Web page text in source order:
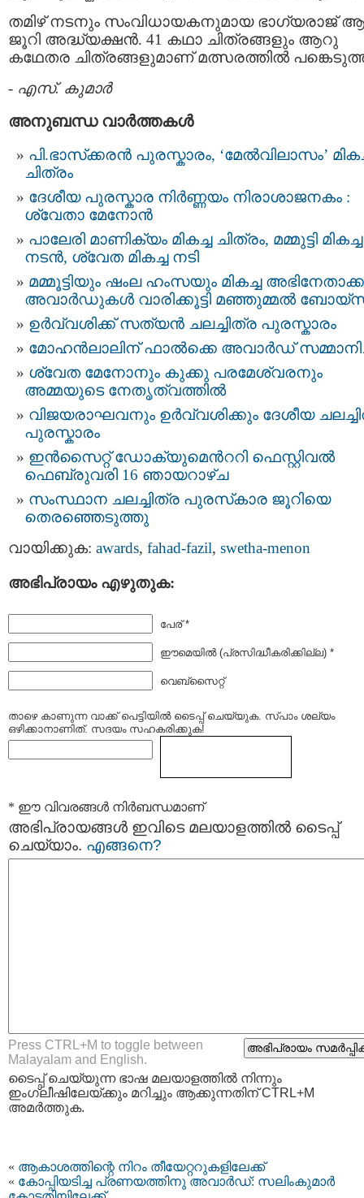
തമിഴ് നടനും സംവിധായകനുമായ ഭാഗ്യരാജ്
ജൂറി അദ്ധ്യക്ഷൻ. 41 കഥാ ചിത്രങ്ങളും ആറു
കഥേതര ചിത്രങ്ങളുമാണ് മത്സരത്തില്‍
- എസ്. കുമാര്‍
അനുബന്ധ വാര്‍ത്തകള്‍
പി.ഭാസ്‌ക്കരന്‍ പുരസ്കാരം, ‘മേല്‍വിലാസം’
ചിത്രം
ദേശീയ പുരസ്കാര നിര്‍ണ്ണയം നിരാശാജനകം :
ശ്വേതാ മേനോന്‍
പാലേരി മാണിക്യം മികച്ച ചിത്രം, മമ്മുട്ടി മികച്ച
നടന്‍, ശ്വേത മികച്ച നടി
മമ്മൂട്ടിയും ഷംല ഹംസയും മികച്ച
അവാർഡുകൾ വാരിക്കൂട്ടി മഞ്ഞുമ്മൽ
ഉർവ്വശിക്ക് സത്യൻ ചലച്ചിത്ര പുരസ്കാരം
മോഹൻലാലിന് ഫാല്‍ക്കെ അവാര്‍ഡ്
ശ്വേത മേനോനും കുക്കു പരമേശ്വരനും
അമ്മയുടെ നേതൃത്വത്തിൽ
വിജയരാഘവനും ഉര്‍വ്വശിക്കും ദേശീയ
പുരസ്കാരം
ഇൻസൈറ്റ് ഡോക്യുമെന്‍ററി ഫെസ്റ്റിവൽ
ഫെബ്രുവരി 16 ഞായറാഴ്ച
സംസ്ഥാന ചലച്ചിത്ര പുരസ്‌കാര ജൂറിയെ
തെരഞ്ഞെടുത്തു
വായിക്കുക: awards, fahad-fazil, swetha-menon
അഭിപ്രായം എഴുതുക:
പേര് *
ഈമെയില്‍ (പ്രസിദ്ധീകരിക്കില്ല) *
വെബ്സൈറ്റ്
താഴെ കാണുന്ന വാക്ക് പെട്ടിയില്‍ ടൈപ്പ്‌ ചെയ്യുക. സ്പാം ശല്യം
ഒഴിക്കാനാണിത്. സദയം സഹകരിക്കുക!
* ഈ വിവരങ്ങള്‍ നിര്‍ബന്ധമാണ്
അഭിപ്രായങ്ങള്‍ ഇവിടെ മലയാളത്തില്‍ ടൈപ്പ്
ചെയ്യാം. എങ്ങനെ?
Press CTRL+M to toggle between
Malayalam and English.
ടൈപ്പ്‌ ചെയ്യുന്ന ഭാഷ മലയാളത്തില്‍ നിന്നും
ഇംഗ്ലീഷിലേയ്ക്കും മറിച്ചും ആക്കുന്നതിന് CTRL+M
അമര്‍ത്തുക.
« ആകാശത്തിന്റെ നിറം തീയേറ്ററുകളിലേക്ക്
« കോപ്പിയടിച്ച പ്രണയത്തിനു അവാര്‍ഡ്‌: സലിംകുമാര്‍